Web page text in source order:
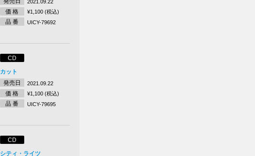
2021.09.22
価 格 ¥1,100 (税込)
品 番 UICY-79692
CD
カット
発売日
2021.09.22
価 格 ¥1,100 (税込)
品 番 UICY-79695
CD
シティ・ライツ